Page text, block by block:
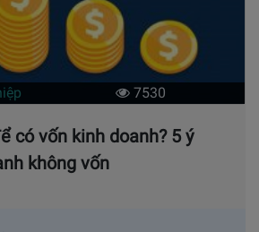
7530
có vốn kinh doanh? 5 ý
không vốn